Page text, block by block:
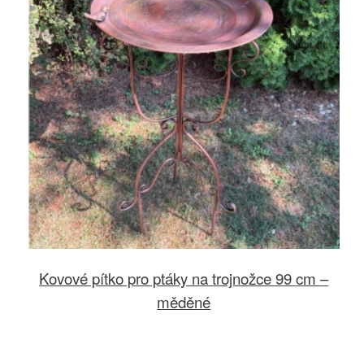
Kovové pítko pro ptáky na trojnožce 99 cm –
měděné